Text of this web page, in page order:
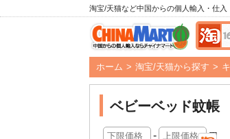
淘宝/天猫など中国からの個人輸入・仕入
ホーム > 淘宝/天猫から探す >
ベビーベッド蚊帳
- 円